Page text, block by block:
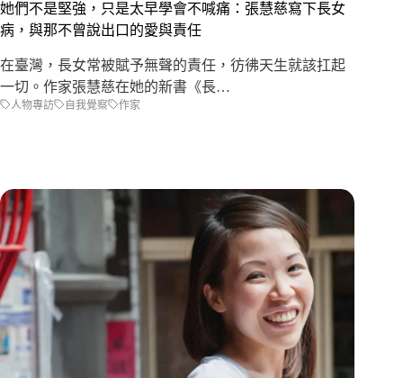
她們不是堅強，只是太早學會不喊痛：張慧慈寫下長女
病，與那不曾說出口的愛與責任
在臺灣，長女常被賦予無聲的責任，彷彿天生就該扛起
一切。作家張慧慈在她的新書《長…
人物專訪 自我覺察 作家